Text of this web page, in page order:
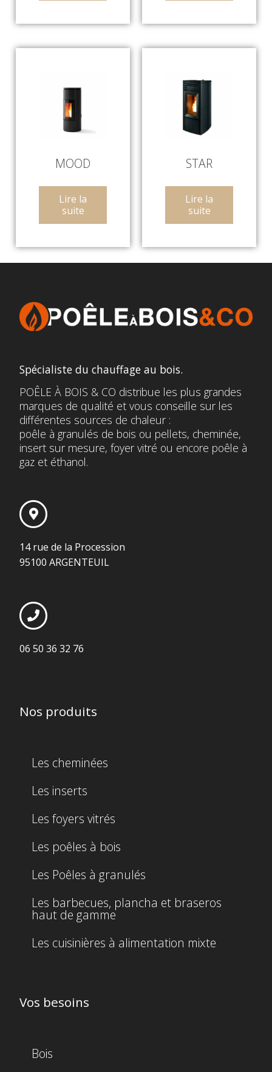
MOOD
Lire la
suite
STAR
Lire la
suite
Spécialiste du chauffage au bois.
POÊLE À BOIS & CO distribue les plus grandes
marques de qualité et vous conseille sur les
différentes sources de chaleur :
poêle à granulés de bois ou pellets, cheminée,
insert sur mesure, foyer vitré ou encore poêle à
gaz et éthanol.
14 rue de la Procession
95100 ARGENTEUIL
06 50 36 32 76
Nos produits
Les cheminées
Les inserts
Les foyers vitrés
Les poêles à bois
Les Poêles à granulés
Les barbecues, plancha et braseros
haut de gamme
Les cuisinières à alimentation mixte
Vos besoins
Bois